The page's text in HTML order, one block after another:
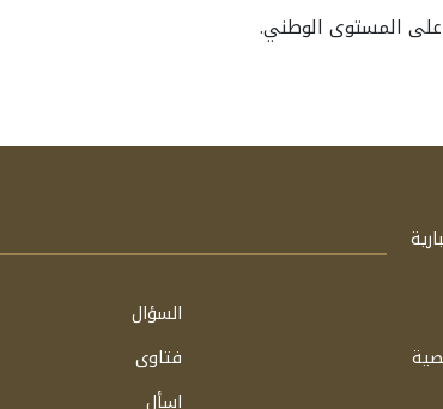
على المستوى الوطني.
السؤال
فتاوى
اسأل